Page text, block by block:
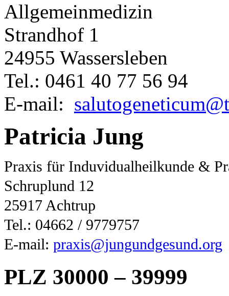
Allgemeinmedizin
Strandhof 1
24955 Wassersleben
Tel.: 0461 40 77 56 94
E-mail:
Patricia Jung
Praxis für Induvidualheilkunde &
Schruplund 12
25917 Achtrup
Tel.: 04662 / 9779757
E-mail: praxis@jungundgesund.org
PLZ 30000 – 39999